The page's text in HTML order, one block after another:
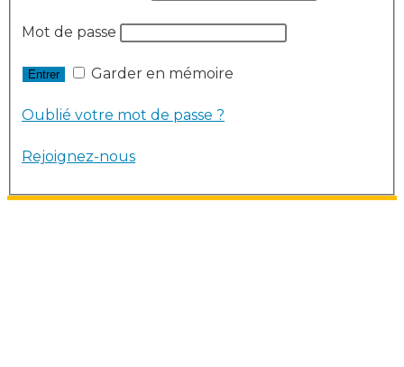
Mot de passe
Garder en mémoire
Oublié votre mot de passe ?
Rejoignez-nous